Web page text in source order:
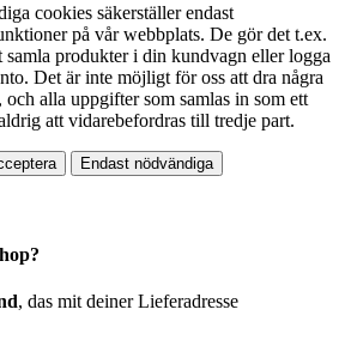
cookies säkerställer endast
på vår webbplats. De gör det t.ex.
produkter i din kundvagn eller logga
Det är inte möjligt för oss att dra några
och alla uppgifter som samlas in som ett
att vidarebefordras till tredje part.
Endast nödvändiga
, das mit deiner Lieferadresse